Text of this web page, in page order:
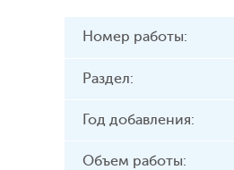
Номер работы:
Раздел:
Год добавления:
Объем работы: